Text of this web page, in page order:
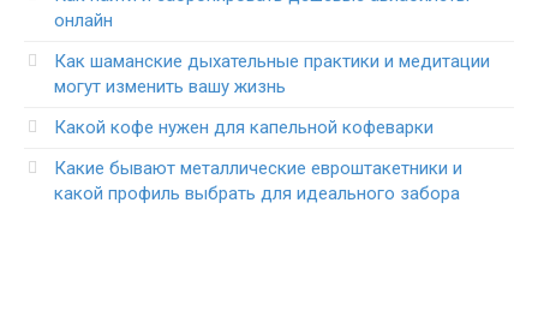
онлайн
Как шаманские дыхательные практики и медитации
могут изменить вашу жизнь
Какой кофе нужен для капельной кофеварки
Какие бывают металлические евроштакетники и
какой профиль выбрать для идеального забора